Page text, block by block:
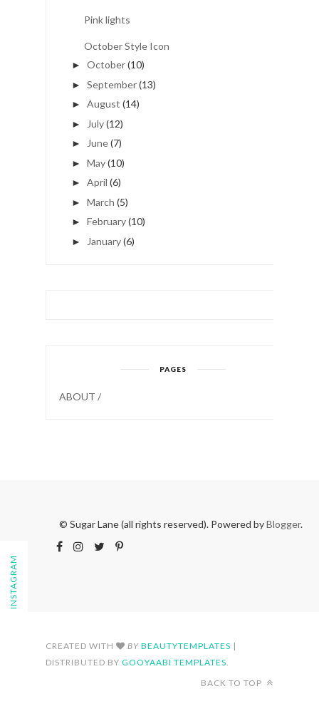
Pink lights
October Style Icon
► October(10)
► September(13)
► August (14)
► July(12)
► June(7)
► May(10)
► April (6)
► March (5)
► February(10)
► January(6)
PAGES
ABOUT /
© Sugar Lane (all rights reserved). Powered byBlogger.
FOLLOW ON INSTAGRAM CREATED WITH BY BEAUTYTEMPLATES |
DISTRIBUTED BY GOOYAABI TEMPLATES
BACK TO TOP